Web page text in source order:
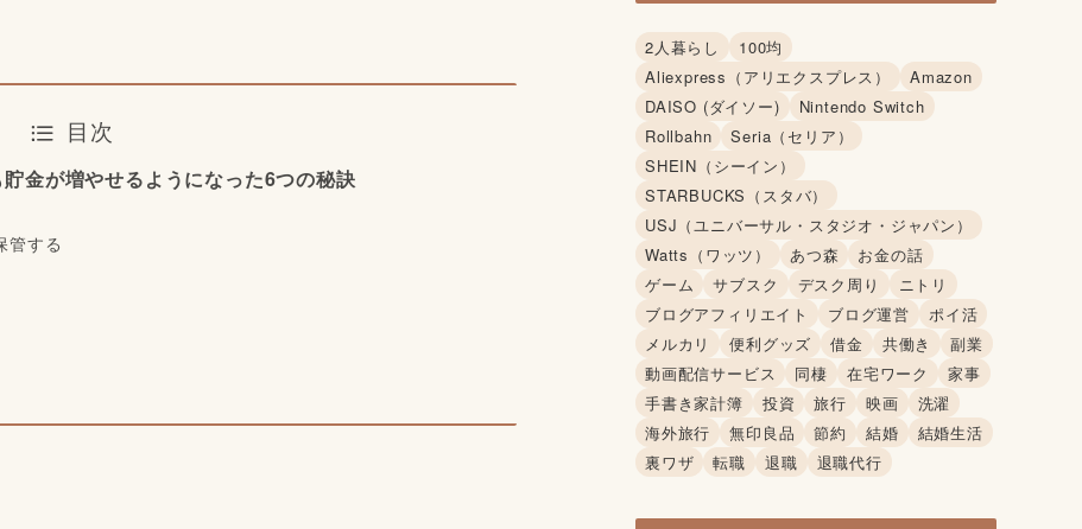
目次
金が増やせるようになった6つの秘訣
管する
2人暮らし
100均
Aliexpress（アリエクスプレス）
Amazon
DAISO (ダイソー)
Nintendo Switch
Rollbahn
Seria（セリア）
SHEIN（シーイン）
STARBUCKS（スタバ）
USJ（ユニバーサル・スタジオ・ジャパン）
Watts（ワッツ）
あつ森
お金の話
ゲーム
サブスク デスク周り
ニトリ
ブログアフィリエイト
ブログ運営
ポイ活
メルカリ
便利グッズ 借金 共働き
副業
動画配信サービス
同棲 在宅ワーク
家事
手書き家計簿
投資 旅行 映画
洗濯
海外旅行
無印良品 節約 結婚
結婚生活
裏ワザ
転職 退職 退職代行